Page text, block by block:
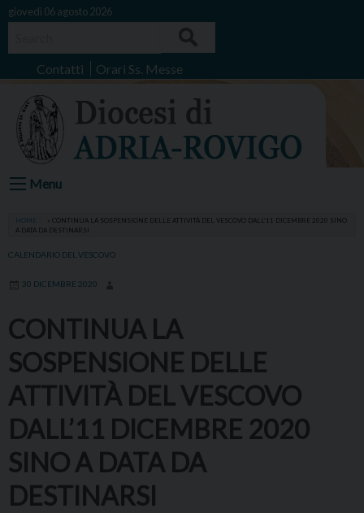
Skip
giovedì 06 agosto 2026
Contatti Orari Ss. Messe
Menu
HOME
CONTINUA LA SOSPENSIONE DELLE ATTIVITÀ DEL VESCOVO DALL’11 DICEMBRE 2020 SINO
A DATA DA DESTINARSI
CALENDARIO DEL VESCOVO
30 DICEMBRE 2020
CONTINUA LA
SOSPENSIONE DELLE
ATTIVITÀ DEL VESCOVO
DALL’11 DICEMBRE 2020
SINO A DATA DA
DESTINARSI